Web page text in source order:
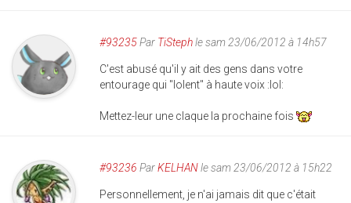
#93235Par TiStephle sam 23/06/2012 à 14h57
C'est abusé qu'il y ait des gens dans votre
entourage qui "lolent" à haute voix :lol:
Mettez-leur une claque la prochaine fois
#93236 ParKELHANle sam 23/06/2012 à 15h22
Personnellement, je n'ai jamais dit que c'était